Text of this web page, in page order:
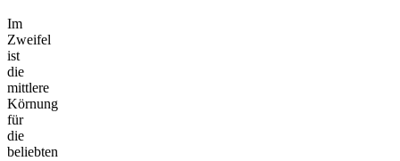
Im
Zweifel
ist
die
mittlere
Körnung
für
die
beliebten